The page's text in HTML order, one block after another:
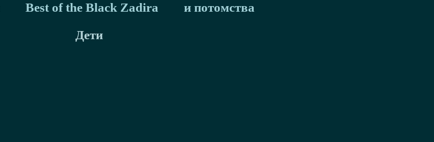
Best of the Black Zadira и потомства
Дети